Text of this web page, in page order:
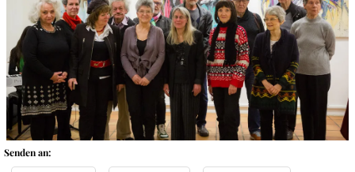
Senden an: